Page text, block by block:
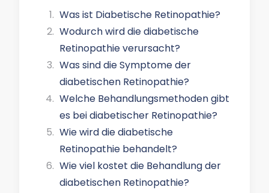
Was ist Diabetische Retinopathie?
Wodurch wird die diabetische
Retinopathie verursacht?
Was sind die Symptome der
diabetischen Retinopathie?
Welche Behandlungsmethoden gibt
es bei diabetischer Retinopathie?
Wie wird die diabetische
Retinopathie behandelt?
Wie viel kostet die Behandlung der
diabetischen Retinopathie?